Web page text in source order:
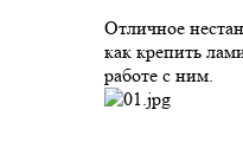
Отличное
как крепить
работе с ним.